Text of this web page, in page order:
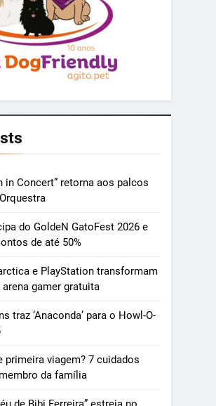
in Concert” retorna aos palcos
do GoldeN GatoFest 2026 e
de até 50%
e PlayStation transformam
gamer gratuita
traz ‘Anaconda’ para o Howl-O-
primeira viagem? 7 cuidados
da família